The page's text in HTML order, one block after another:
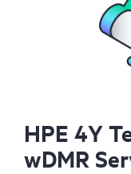
HPE 4Y
wDMR